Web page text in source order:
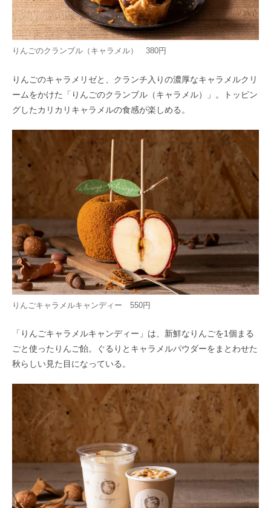
りんごのクランブル（キャラメル） 380円
りんごのキャラメリゼと、クランチ入りの濃厚なキャラメルクリ
ームをかけた「りんごのクランブル（キャラメル）」。トッピン
グしたカリカリキャラメルの食感が楽しめる。
りんごキャラメルキャンディー 550円
「りんごキャラメルキャンディー」は、新鮮なりんごを1個まる
ごと使ったりんご飴。ぐるりとキャラメルパウダーをまとわせた
秋らしい見た目になっている。